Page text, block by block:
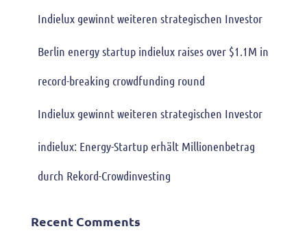
Indielux gewinnt weiteren strategischen Investor
Berlin energy startup indielux raises over $1.1M in
record-breaking crowdfunding round
Indielux gewinnt weiteren strategischen Investor
indielux: Energy-Startup erhält Millionenbetrag
durch Rekord-Crowdinvesting
Recent Comments